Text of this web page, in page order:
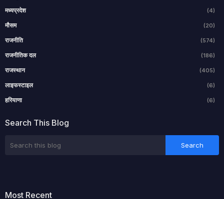
मध्यप्रदेश (4)
मौसम (20)
राजनीति (574)
राजनीतिक दल (186)
राजस्थान (405)
लाइफस्टाइल (6)
हरियाणा (6)
Search This Blog
Most Recent